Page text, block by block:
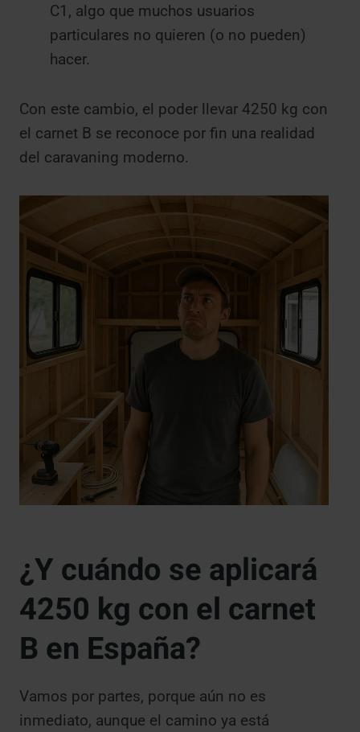
C1, algo que muchos usuarios
particulares no quieren (o no pueden)
hacer.
Con este cambio, el poder llevar 4250 kg con
el carnet B se reconoce por fin una realidad
del caravaning moderno.
¿Y cuándo se aplicará
4250 kg con el carnet
B en España?
Vamos por partes, porque aún no es
inmediato, aunque el camino ya está